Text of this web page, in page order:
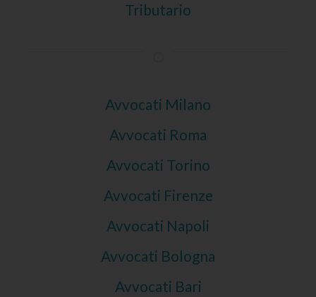
Tributario
Avvocati Milano
Avvocati Roma
Avvocati Torino
Avvocati Firenze
Avvocati Napoli
Avvocati Bologna
Avvocati Bari